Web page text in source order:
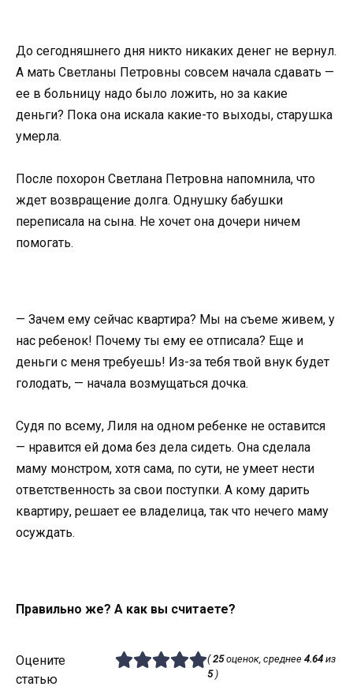
До сегодняшнего дня никто никаких денег не вернул.
А мать Светланы Петровны совсем начала сдавать —
ее в больницу надо было ложить, но за какие
деньги? Пока она искала какие-то выходы, старушка
умерла.
После похорон Светлана Петровна напомнила, что
ждет возвращение долга. Однушку бабушки
переписала на сына. Не хочет она дочери ничем
помогать.
— Зачем ему сейчас квартира? Мы на съеме живем, у
нас ребенок! Почему ты ему ее отписала? Еще и
деньги с меня требуешь! Из-за тебя твой внук будет
голодать, — начала возмущаться дочка.
Судя по всему, Лиля на одном ребенке не оставится
— нравится ей дома без дела сидеть. Она сделала
маму монстром, хотя сама, по сути, не умеет нести
ответственность за свои поступки. А кому дарить
квартиру, решает ее владелица, так что нечего маму
осуждать.
Правильно же? А как вы считаете?
Оцените
статью
(25оценок, среднее 4.64из
5)